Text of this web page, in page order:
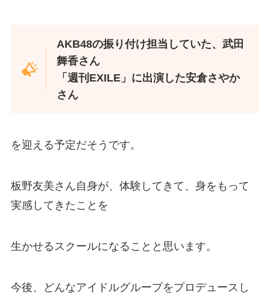
AKB48の振り付け担当していた、武田
舞香さん
「週刊EXILE」に出演した安倉さやか
さん
を迎える予定だそうです。
板野友美さん自身が、体験してきて、身をもって
実感してきたことを
生かせるスクールになることと思います。
今後、どんなアイドルグループをプロデュースし